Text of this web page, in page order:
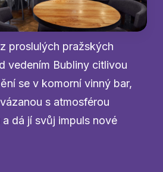
proslulých pražských
vedením Bubliny citlivou
se v komorní vinný bar,
s atmosférou
dá jí svůj impuls nové